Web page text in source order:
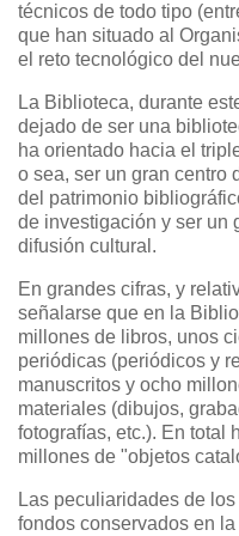
técnicos de todo tipo
que han situado al
el reto tecnológico del
La Biblioteca, durante
dejado de ser una
ha orientado hacia el
o sea, ser un gran centro
del patrimonio
de investigación y ser un
difusión cultural.
En grandes cifras, y
señalarse que en la
millones de libros, unos
periódicas (periódicos y
manuscritos y ocho
materiales (dibujos,
fotografías, etc.). En total
millones de "objetos
Las peculiaridades de los
fondos conservados en la